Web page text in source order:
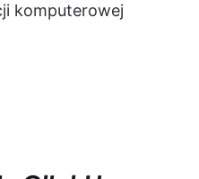
komputerowej